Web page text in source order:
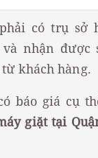
có trụ sở
nhận được
khách hàng.
báo giá cụ
giặt tại